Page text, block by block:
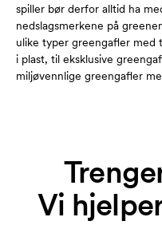
spiller bør derfor alltid ha
nedslagsmerkene på
ulike typer greengafler med
i plast, til eksklusive
miljøvennlige greengafler
Vi